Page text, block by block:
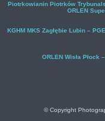
Piotrkowianin Piotrków
ORLEN
KGHM MKS Zagłębie Lubin –
ORLEN Wisła
© Copyright